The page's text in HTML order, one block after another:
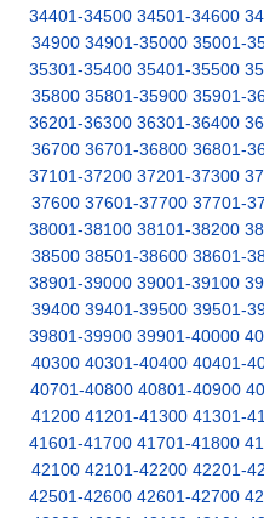
34401-34500 34501-34600
34900 34901-35000 35001-
35301-35400 35401-35500
35800 35801-35900 35901-
36201-36300 36301-36400
36700 36701-36800 36801-
37101-37200 37201-37300
37600 37601-37700 37701-
38001-38100 38101-38200
38500 38501-38600 38601-
38901-39000 39001-39100
39400 39401-39500 39501-
39801-39900 39901-40000
40300 40301-40400 40401-
40701-40800 40801-40900
41200 41201-41300 41301-
41601-41700 41701-41800
42100 42101-42200 42201-
42501-42600 42601-42700